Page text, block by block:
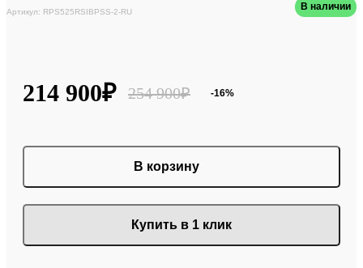
Артикул: RPS525RSIBPSS-2-RU В наличии
214 900₽ 254 900₽ -16%
В корзину
Купить в 1 клик